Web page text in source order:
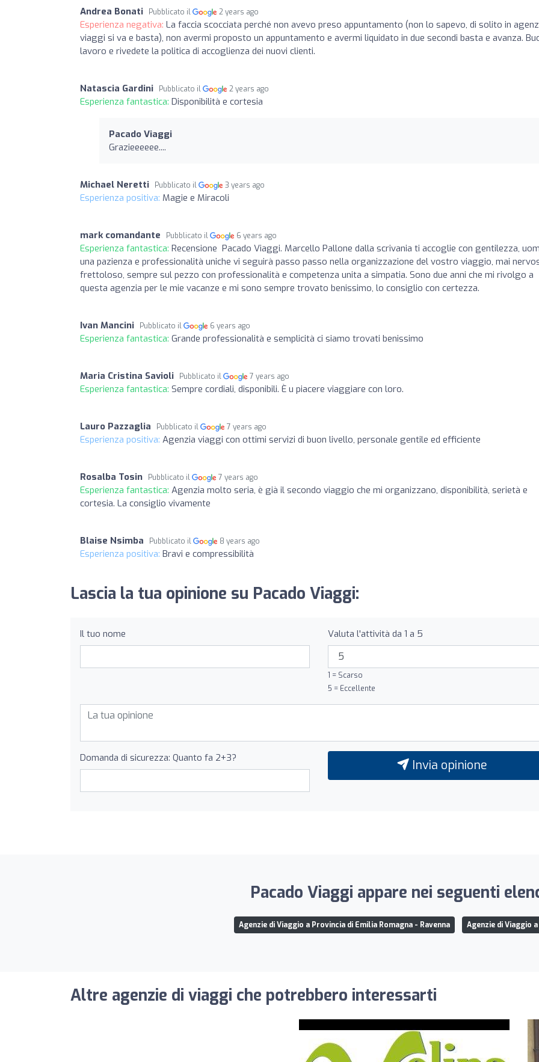
Andrea Bonati Pubblicato il 2 years ago
Esperienza negativa: La faccia scocciata perché non avevo preso appuntamento (non lo sapevo, di solito in
viaggi si va e basta), non avermi proposto un appuntamento e avermi liquidato in due secondi basta e avanza.
lavoro e rivedete la politica di accoglienza dei nuovi clienti.
Natascia Gardini Pubblicato il 2 years ago
Esperienza fantastica: Disponibilità e cortesia
Pacado Viaggi
Grazieeeeee....
Michael Neretti Pubblicato il 3 years ago
Esperienza positiva: Magie e Miracoli
mark comandante Pubblicato il 6 years ago
Esperienza fantastica: Recensione Pacado Viaggi. Marcello Pallone dalla scrivania ti accoglie con gentilezza,
una pazienza e professionalità uniche vi seguirà passo passo nella organizzazione del vostro viaggio, mai
frettoloso, sempre sul pezzo con professionalità e competenza unita a simpatia. Sono due anni che mi rivolgo a
questa agenzia per le mie vacanze e mi sono sempre trovato benissimo, lo consiglio con certezza.
Ivan Mancini Pubblicato il 6 years ago
Esperienza fantastica: Grande professionalità e semplicità ci siamo trovati benissimo
Maria Cristina Savioli Pubblicato il 7 years ago
Esperienza fantastica: Sempre cordiali, disponibili. È u piacere viaggiare con loro.
Lauro Pazzaglia Pubblicato il 7 years ago
Esperienza positiva: Agenzia viaggi con ottimi servizi di buon livello, personale gentile ed efficiente
Rosalba Tosin Pubblicato il 7 years ago
Esperienza fantastica: Agenzia molto seria, è già il secondo viaggio che mi organizzano, disponibilità, serietà e
cortesia. La consiglio vivamente
Blaise Nsimba Pubblicato il 8 years ago
Esperienza positiva: Bravi e compressibilità
Lascia la tua opinione su Pacado Viaggi:
Il tuo nome Valuta l'attività da 1 a 5
1 = Scarso
5 = Eccellente
Domanda di sicurezza: Quanto fa 2+3? Invia opinione
Pacado Viaggi appare nei seguenti
Agenzie di Viaggio a Provincia di Emilia Romagna - Ravenna Agenzie di Viaggio a
Altre agenzie di viaggi che potrebbero interessarti